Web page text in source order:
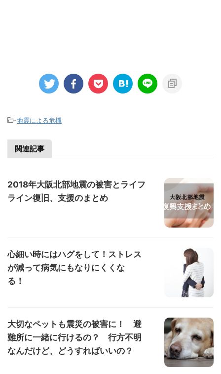
-地震による危機
関連記事
2018年大阪北部地震の被害とライフ
ライン復旧、支援のまとめ
心細い時にはハグをして！ストレス
が減って病気にもなりにくくな
る！
大切なペットも震災の被害に！ 避
難所に一緒に行けるの？ 行方不明
なんだけど、どうすればいいの？